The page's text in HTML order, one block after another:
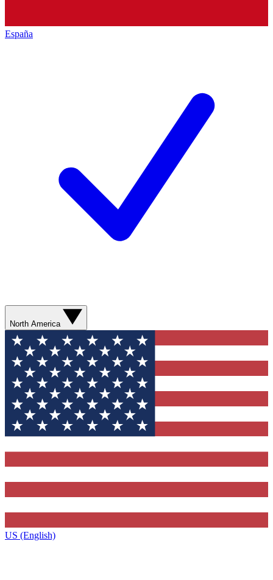
España
North America
US (English)